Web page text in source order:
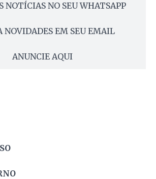
NOTÍCIAS NO SEU WHATSAPP
NOVIDADES EM SEU EMAIL
ANUNCIE AQUI